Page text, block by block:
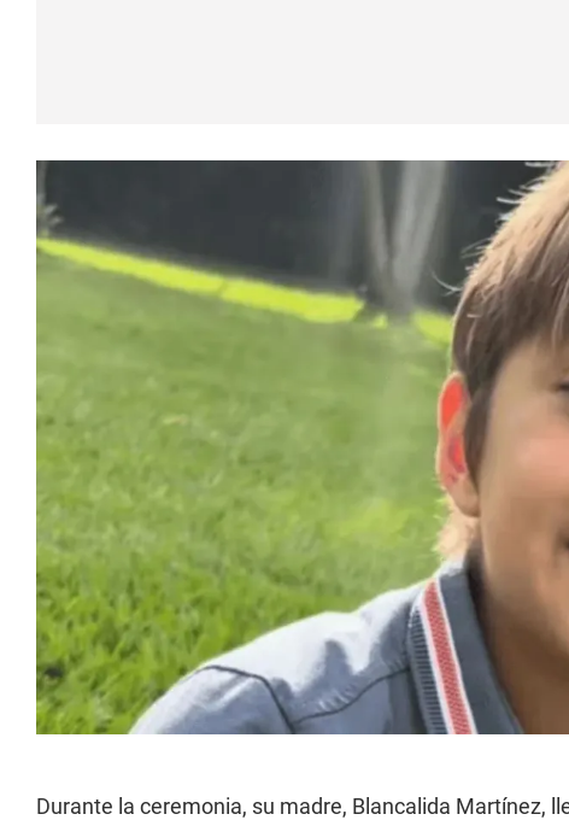
Durante la ceremonia, su madre, Blancalida Martínez,